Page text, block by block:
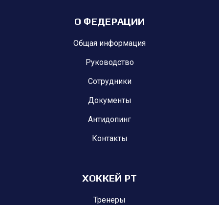
О ФЕДЕРАЦИИ
Общая информация
Руководство
Сотрудники
Документы
Антидопинг
Контакты
ХОККЕЙ РТ
Тренеры